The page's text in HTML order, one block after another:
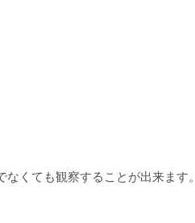
くても観察することが出来ます。